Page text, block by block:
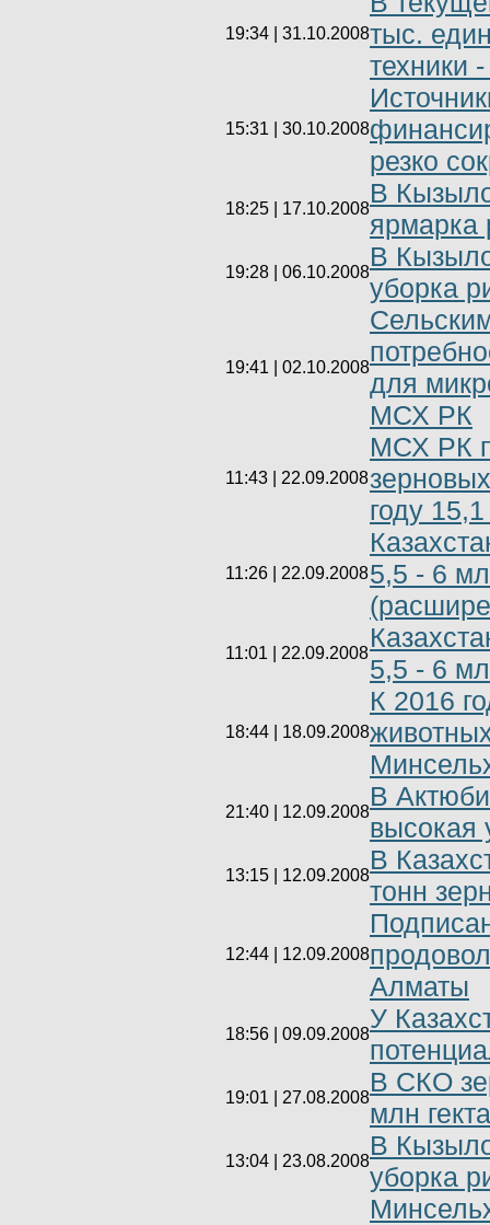
19:34 | 31.10.2008тыс.
техники
15:31 | 30.10.2008
резко
18:25 | 17.10.2008
В
ярмарка
19:28 | 06.10.2008
В
уборка
19:41 | 02.10.2008
для
МСХ РК
11:43 | 22.09.2008
МСХ РК
году
11:26 | 22.09.20085,5 - 6
11:01 | 22.09.2008
5,5 - 6
18:44 | 18.09.2008
К 2016
21:40 | 12.09.2008
В
высокая
13:15 | 12.09.2008
В
тонн
12:44 | 12.09.2008
Алматы
18:56 | 09.09.2008
У
19:01 | 27.08.2008
В СКО
млн
13:04 | 23.08.2008
В
уборка